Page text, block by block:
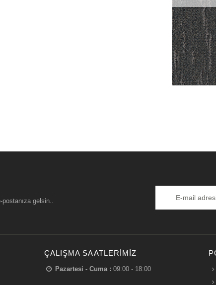
gelsin..
ÇALIŞMA SAATLERIMIZ
Pazartesi - Cuma : 09:00 - 18:00